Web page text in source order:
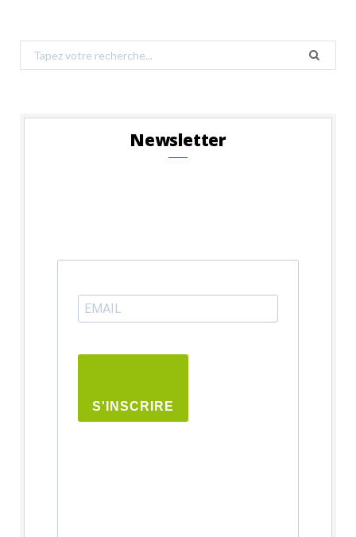
Search
for:
Newsletter
S'INSCRIRE